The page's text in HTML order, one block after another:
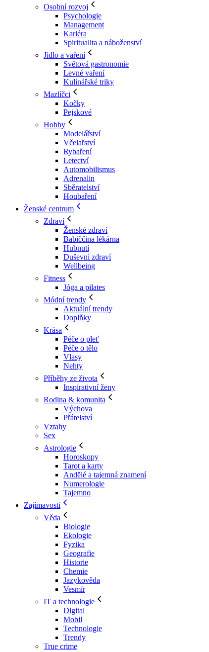
Osobní rozvoj
Psychologie
Management
Kariéra
Spiritualita a náboženství
Jídlo a vaření
Světová gastronomie
Levné vaření
Kulinářské triky
Mazlíčci
Kočky
Pejskové
Hobby
Modelářství
Včelařství
Rybaření
Letectví
Automobilismus
Adrenalin
Sběratelství
Houbaření
Ženské centrum
Zdraví
Ženské zdraví
Babiččina lékárna
Hubnutí
Duševní zdraví
Wellbeing
Fitness
Jóga a pilates
Módní trendy
Aktuální trendy
Doplňky
Krása
Péče o pleť
Péče o tělo
Vlasy
Nehty
Příběhy ze života
Inspirativní ženy
Rodina & komunita
Výchova
Přátelství
Vztahy
Sex
Astrologie
Horoskopy
Tarot a karty
Andělé a tajemná znamení
Numerologie
Tajemno
Zajímavosti
Věda
Biologie
Ekologie
Fyzika
Geografie
Historie
Chemie
Jazykověda
Vesmír
IT a technologie
Digital
Mobil
Technologie
Trendy
True crime